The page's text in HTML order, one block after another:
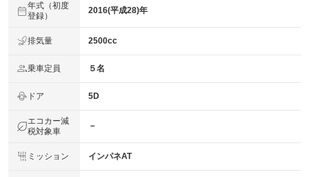
年式（初度
登録）
2016(平成28)年
排気量 2500cc
乗車定員 ５名
ドア 5D
エコカー減
税対象車
－
ミッション インパネAT